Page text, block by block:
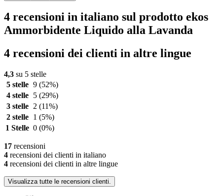
4 recensioni in italiano sul prodotto ekos
Ammorbidente Liquido alla Lavanda
4 recensioni dei clienti in altre lingue
4,3 su 5 stelle
5 stelle 9 (52%)
4 stelle
5 (29%)
3 stelle
2 (11%)
2 stelle
1 (5%)
1 Stelle 0 (0%)
17 recensioni
4 recensioni dei clienti in italiano
4 recensioni dei clienti in altre lingue
Visualizza tutte le recensioni clienti.